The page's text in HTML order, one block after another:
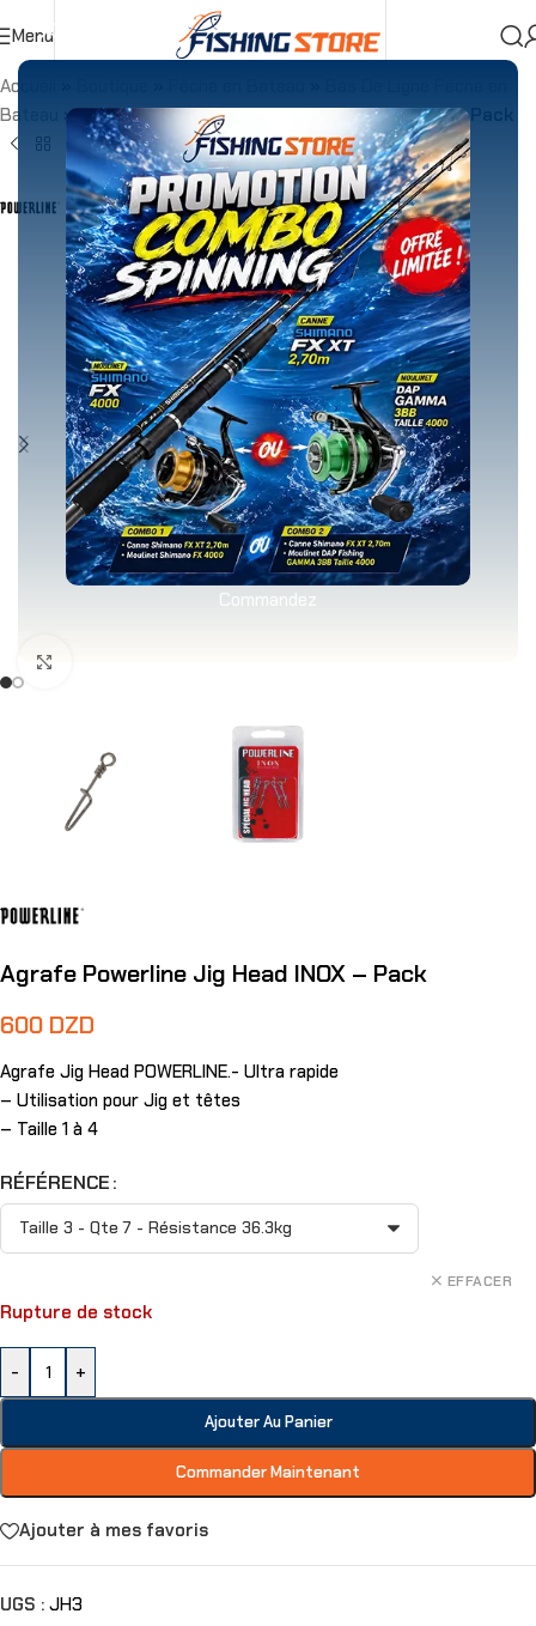
Commandez
Menu
Accueil
Bateau
»Emerillon»Agrafe Powerline Jig Head INOX – Pack
Agrafe Powerline Jig Head INOX – Pack
600 DZD
Agrafe Jig Head POWERLINE.- Ultra rapide
– Utilisation pour Jig et têtes
– Taille 1 à 4
RÉFÉRENCE
EFFACER
Rupture de stock
- +
Ajouter Au Panier
Commander Maintenant
Ajouter à mes favoris
UGS : JH3